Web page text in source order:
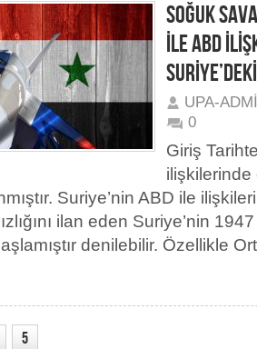
SOĞUK
İLE ABD
UPA-
0
Giriş
Suriye’nin ABD ile
ilan eden Suriye’nin
denilebilir. Özellikle
5